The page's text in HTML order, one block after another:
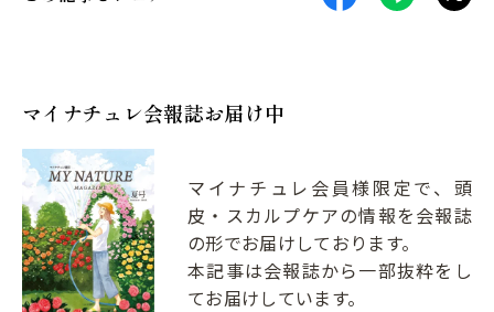
マイナチュレ会報誌お届け中
マイナチュレ会員様限定で、頭
皮・スカルプケアの情報を会報誌
の形でお届けしております。
本記事は会報誌から一部抜粋をし
てお届けしています。